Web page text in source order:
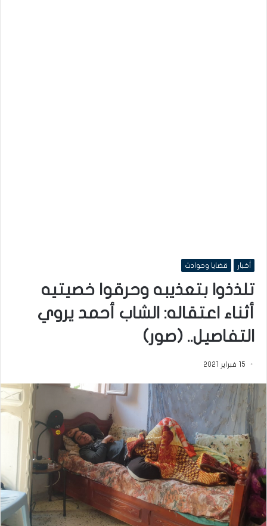
أخبار قضايا وحوادث
تلذذوا بتعذيبه وحرقوا خصيتيه
أثناء اعتقاله: الشاب أحمد يروي
التفاصيل.. (صور)
15 فبراير 2021